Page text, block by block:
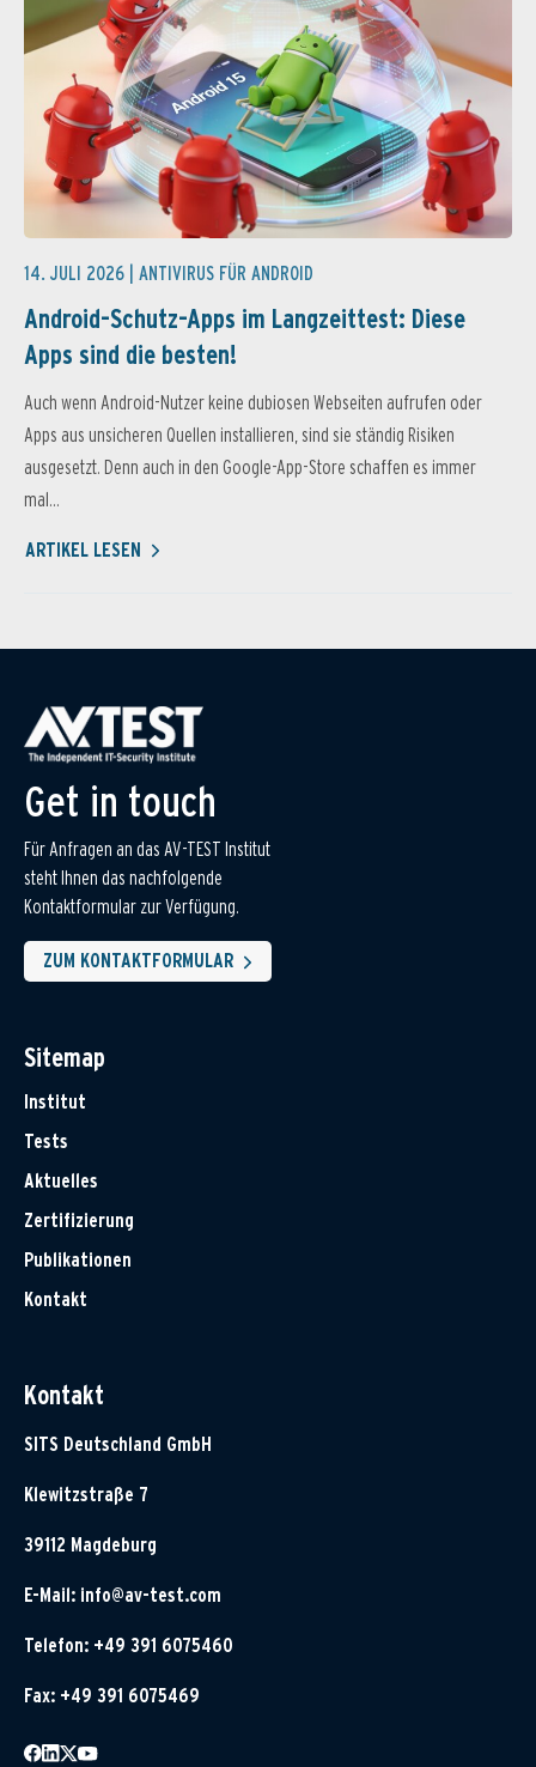
14. JULI 2026 | ANTIVIRUS FÜR ANDROID
Android-Schutz-Apps im Langzeittest: Diese
Apps sind die besten!
Auch wenn Android-Nutzer keine dubiosen Webseiten aufrufen oder
Apps aus unsicheren Quellen installieren, sind sie ständig Risiken
ausgesetzt. Denn auch in den Google-App-Store schaffen es immer
mal...
ARTIKEL LESEN
Get in touch
Für Anfragen an das AV-TEST Institut
steht Ihnen das nachfolgende
Kontaktformular zur Verfügung.
ZUM KONTAKTFORMULAR
Sitemap
Institut
Tests
Aktuelles
Zertifizierung
Publikationen
Kontakt
Kontakt
SITS Deutschland GmbH
Klewitzstraße 7
39112 Magdeburg
E-Mail: info@av-test.com
Telefon: +49 391 6075460
Fax: +49 391 6075469